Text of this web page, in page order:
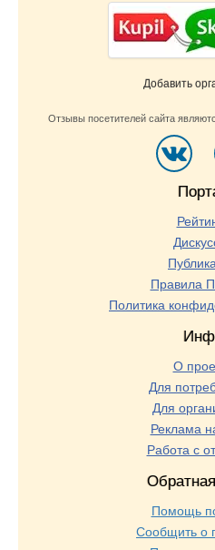
Добавить
Отзывы посетителей сайта
Правила
Политика
О
Для
Для
Реклама
Работа с
Помощь
Сообщить о